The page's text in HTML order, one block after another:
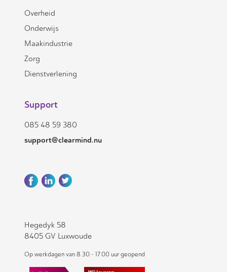
Overheid
Onderwijs
Maakindustrie
Zorg
Dienstverlening
Support
085 48 59 380
support@clearmind.nu
Hegedyk 58
8405 GV Luxwoude
Op werkdagen van 8.30 - 17.00 uur geopend